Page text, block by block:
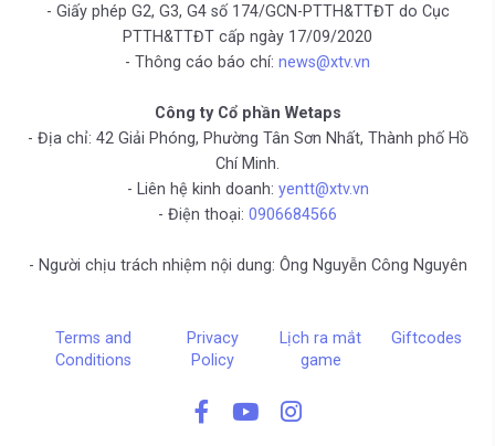
- Giấy phép G2, G3, G4 số 174/GCN-PTTH&TTĐT do Cục
PTTH&TTĐT cấp ngày 17/09/2020
- Thông cáo báo chí: news@xtv.vn
Công ty Cổ phần Wetaps
- Địa chỉ: 42 Giải Phóng, Phường Tân Sơn Nhất, Thành phố Hồ
Chí Minh.
- Liên hệ kinh doanh: yentt@xtv.vn
- Điện thoại: 0906684566
- Người chịu trách nhiệm nội dung: Ông Nguyễn Công Nguyên
Terms and
Conditions
Privacy
Policy
Lịch ra mắt
game
Giftcodes